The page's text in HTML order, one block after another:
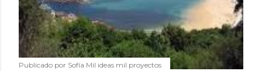
Publicado por Sofía Mil ideas mil proyectos